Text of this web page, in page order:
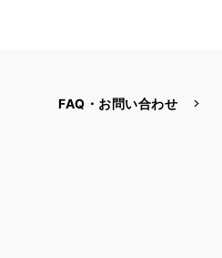
FAQ・お問い合わせ